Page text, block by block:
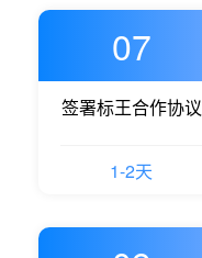
07
签署标王合作协议
1-2天